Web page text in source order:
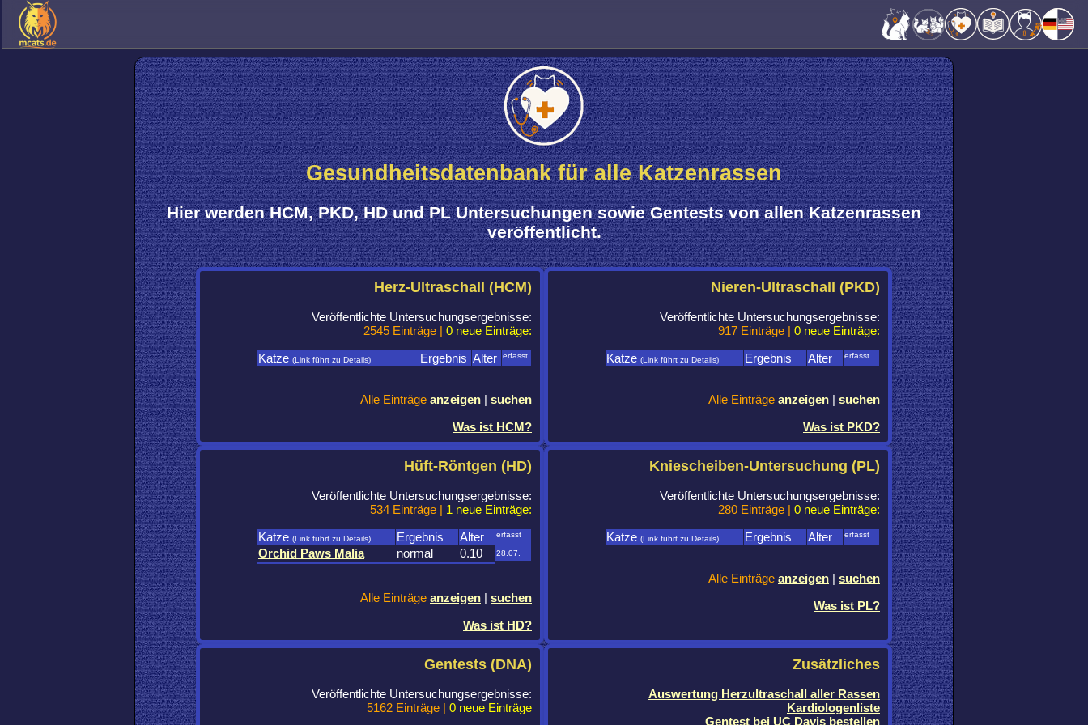
Gesundheitsdatenbank für alle Katzenrassen
Hier werdenHCM, PKD, HD und PL Untersuchungen sowie Gentestsvonallen Katzenrassen
veröffentlicht.
Herz-Ultraschall (HCM)
Veröffentlichte Untersuchungsergebnisse:
2545 Einträge | 0 neue Einträge:
Katze (Link führt zu Details) Ergebnis Alter erfasst
Alle Einträge anzeigen | suchen
Was ist HCM?
Nieren-Ultraschall (PKD)
Veröffentlichte Untersuchungsergebnisse:
917 Einträge | 0 neue Einträge:
Katze (Link führt zu Details) Ergebnis Alter erfasst
Alle Einträge anzeigen | suchen
Was ist PKD?
Hüft-Röntgen (HD)
Veröffentlichte Untersuchungsergebnisse:
534 Einträge | 1 neue Einträge:
Katze (Link führt zu Details) Ergebnis Alter erfasst
Orchid Paws Malia normal 0.10 28.07.
Alle Einträge anzeigen | suchen
Was ist HD?
Kniescheiben-Untersuchung (PL)
Veröffentlichte Untersuchungsergebnisse:
280 Einträge | 0 neue Einträge:
Katze (Link führt zu Details) Ergebnis Alter erfasst
Alle Einträge anzeigen | suchen
Was ist PL?
Gentests (DNA)
Veröffentlichte Untersuchungsergebnisse:
5162 Einträge | 0 neue Einträge
Zusätzliches
Auswertung Herzultraschall aller Rassen
Kardiologenliste
Gentest bei UC Davis bestellen